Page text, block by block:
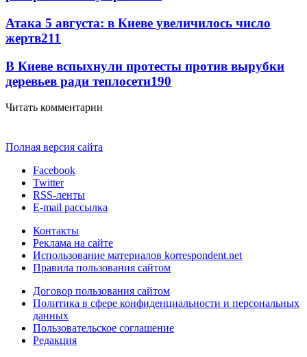
Атака 5 августа: в Киеве увеличилось число
жертв211
В Киеве вспыхнули протесты против вырубки
деревьев ради теплосети190
Читать комментарии
Полная версия сайта
Facebook
Twitter
RSS-ленты
E-mail рассылка
Контакты
Реклама на сайте
Использование материалов korrespondent.net
Правила пользования сайтом
Договор пользования сайтом
Политика в сфере конфиденциальности и персональных
данных
Пользовательское соглашение
Редакция